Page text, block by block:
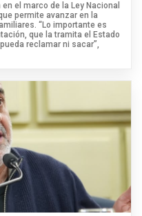
el marco de la Ley Nacional
permite avanzar en la
“Lo importante es
que la tramita el Estado
reclamar ni sacar”,